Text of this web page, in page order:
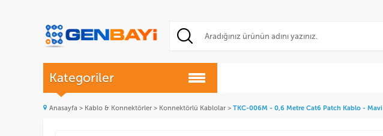
Kategoriler
Anasayfa > Kablo & Konnektörler > Konnektörlü Kablolar > TKC-006M - 0,6 Metre Cat6 Patch Kablo - Mavi